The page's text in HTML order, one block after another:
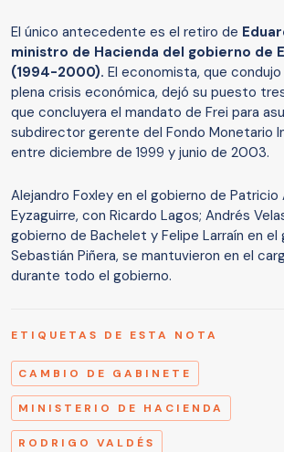
El único antecedente es el retiro de
ministro de Hacienda del gobierno de
(1994-2000). El economista, que
plena crisis económica, dejó su puesto
que concluyera el mandato de Frei para
subdirector gerente del Fondo Monetario
entre diciembre de 1999 y junio de 2003.
Alejandro Foxley en el gobierno de Patricio
Eyzaguirre, con Ricardo Lagos; Andrés
gobierno de Bachelet y Felipe Larraín en
Sebastián Piñera, se mantuvieron en el
durante todo el gobierno.
ETIQUETAS DE ESTA NOTA
CAMBIO DE GABINETE
MINISTERIO DE HACIENDA
RODRIGO VALDÉS